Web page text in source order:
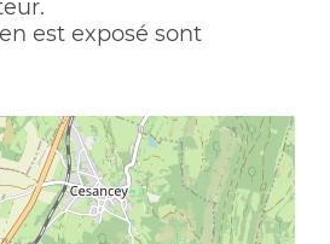
est exposé sont